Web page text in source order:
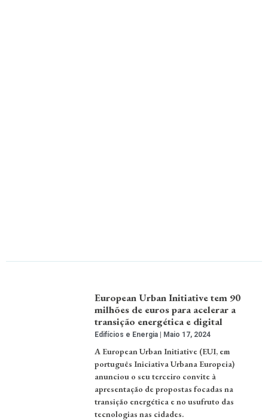
European Urban Initiative tem 90
milhões de euros para acelerar a
transição energética e digital
Edifícios e Energia Maio 17, 2024
A European Urban Initiative (EUI, em
português Iniciativa Urbana Europeia)
anunciou o seu terceiro convite à
apresentação de propostas focadas na
transição energética e no usufruto das
tecnologias nas cidades.